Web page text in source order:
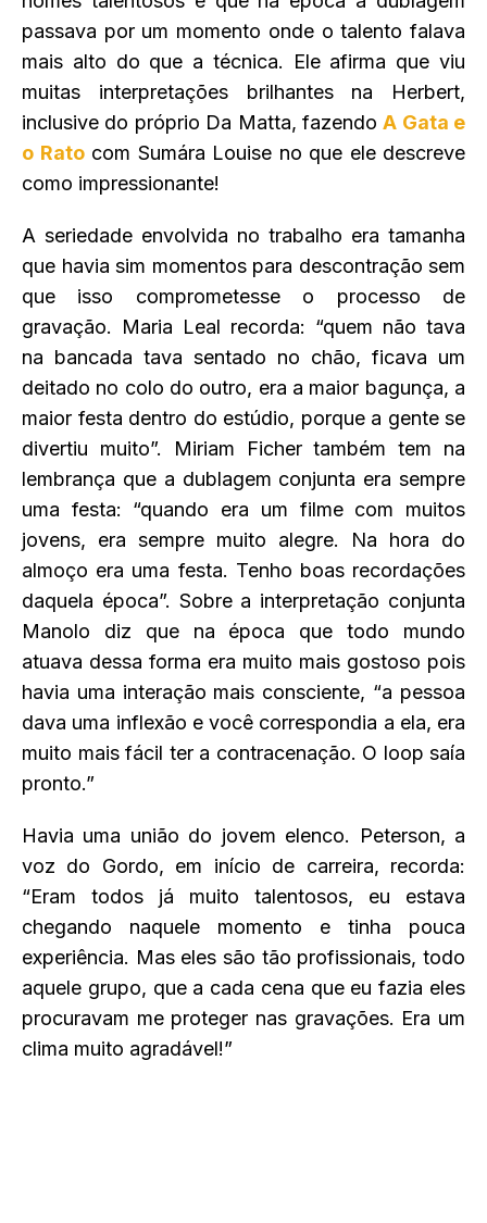
passava por um momento onde o talento falava
mais alto do que a técnica. Ele afirma que viu
muitas interpretações brilhantes na Herbert,
inclusive do próprio Da Matta, fazendoA Gata e
o Ratocom Sumára Louise no que ele descreve
como impressionante!
A seriedade envolvida no trabalho era tamanha
que havia sim momentos para descontração sem
que isso comprometesse o processo de
gravação. Maria Leal recorda: “quem não tava
na bancada tava sentado no chão, ficava um
deitado no colo do outro, era a maior bagunça, a
maior festa dentro do estúdio, porque a gente se
divertiu muito”. Miriam Ficher também tem na
lembrança que a dublagem conjunta era sempre
uma festa: “quando era um filme com muitos
jovens, era sempre muito alegre. Na hora do
almoço era uma festa. Tenho boas recordações
daquela época”. Sobre a interpretação conjunta
Manolo diz que na época que todo mundo
atuava dessa forma era muito mais gostoso pois
havia uma interação mais consciente, “a pessoa
dava uma inflexão e você correspondia a ela, era
muito mais fácil ter a contracenação. O loop saía
pronto.”
Havia uma união do jovem elenco. Peterson, a
voz do Gordo, em início de carreira, recorda:
“Eram todos já muito talentosos, eu estava
chegando naquele momento e tinha pouca
experiência. Mas eles são tão profissionais, todo
aquele grupo, que a cada cena que eu fazia eles
procuravam me proteger nas gravações. Era um
clima muito agradável!”